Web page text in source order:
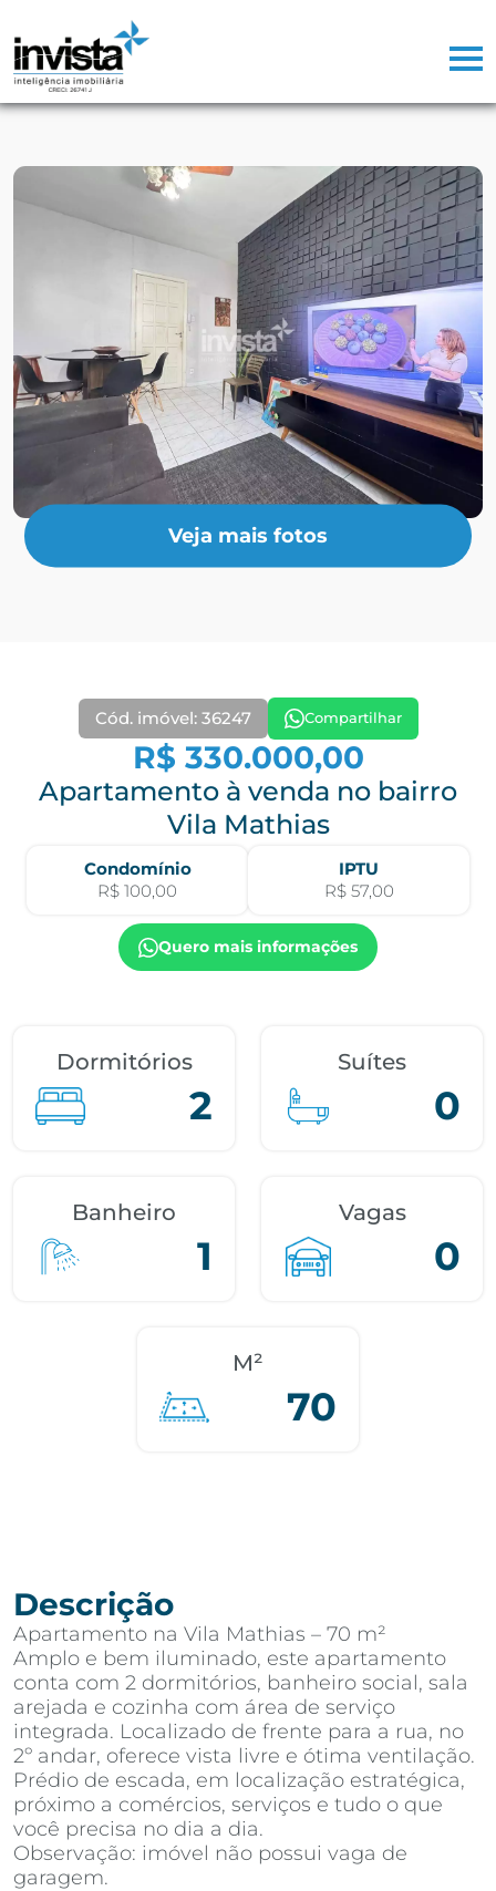
Veja mais fotos
Cód. imóvel: 36247 Compartilhar
R$ 330.000,00
Apartamento à venda no bairro
Vila Mathias
Condomínio
R$ 100,00
IPTU
R$ 57,00
Quero mais informações
Dormitórios
2
Suítes
0
Banheiro
1
Vagas
0
M²
70
Descrição
Apartamento na Vila Mathias – 70 m²
Amplo e bem iluminado, este apartamento
conta com 2 dormitórios, banheiro social, sala
arejada e cozinha com área de serviço
integrada. Localizado de frente para a rua, no
2º andar, oferece vista livre e ótima ventilação.
Prédio de escada, em localização estratégica,
próximo a comércios, serviços e tudo o que
você precisa no dia a dia.
Observação: imóvel não possui vaga de
garagem.